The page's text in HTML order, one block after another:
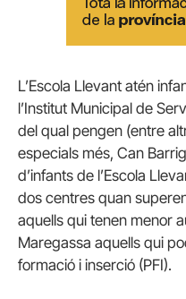
L’Escola Llevant atén
l’Institut Municipal de
del qual pengen (entre
especials més, Can
d’infants de l’Escola
dos centres quan
aquells qui tenen menor
Maregassa aquells qui
formació i inserció (PFI).